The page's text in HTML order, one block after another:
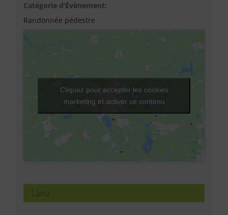
Catégorie d’Évènement:
Randonnée pédestre
Lieu
Cliquez pour accepter les cookies
marketing et activer ce contenu